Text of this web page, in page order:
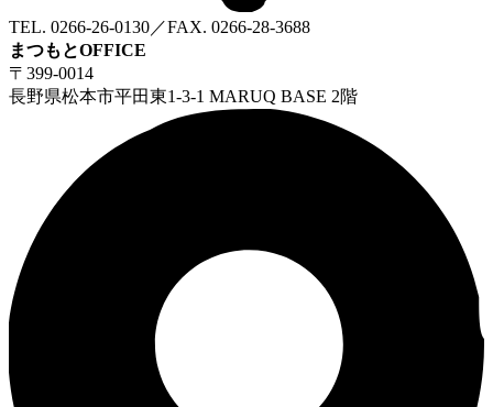
TEL. 0266-26-0130／FAX. 0266-28-3688
まつもとOFFICE
〒399-0014
長野県松本市平田東1-3-1 MARUQ BASE 2階